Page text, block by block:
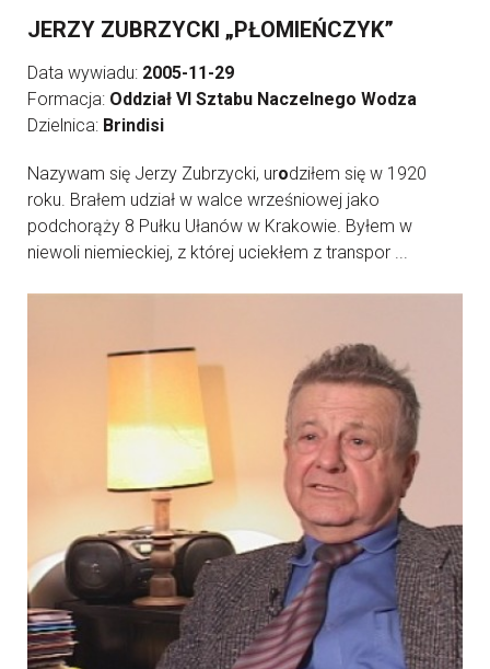
JERZY ZUBRZYCKI „PŁOMIEŃCZYK”
Data wywiadu: 2005-11-29
Formacja: Oddział VI Sztabu Naczelnego Wodza
Dzielnica: Brindisi
Nazywam się Jerzy Zubrzycki, urodziłem się w 1920
roku. Brałem udział w walce wrześniowej jako
podchorąży 8 Pułku Ułanów w Krakowie. Byłem w
niewoli niemieckiej, z której uciekłem z transpor ...